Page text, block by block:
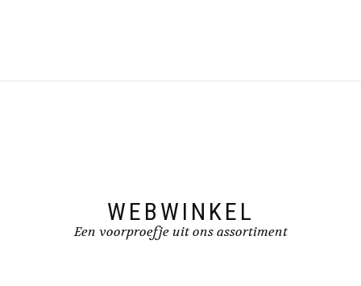
WEBWINKEL
Een voorproefje uit ons assortiment